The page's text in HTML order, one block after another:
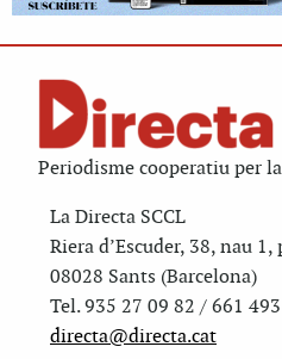
Periodisme cooperatiu per
La Directa SCCL
Riera d’Escuder, 38, nau 1,
08028 Sants (Barcelona)
Tel. 935 27 09 82 / 661
directa@directa.cat